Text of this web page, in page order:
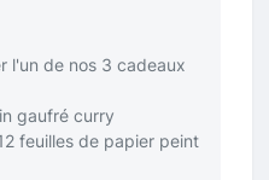
l'un de nos 3 cadeaux
gaufré curry
feuilles de papier peint